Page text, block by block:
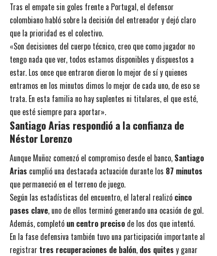
Tras el empate sin goles frente a Portugal, el defensor
colombiano habló sobre la decisión del entrenador y dejó claro
que la prioridad es el colectivo.
«Son decisiones del cuerpo técnico, creo que como jugador no
tengo nada que ver, todos estamos disponibles y dispuestos a
estar. Los once que entraron dieron lo mejor de sí y quienes
entramos en los minutos dimos lo mejor de cada uno, de eso se
trata. En esta familia no hay suplentes ni titulares, el que esté,
que esté siempre para aportar».
Santiago Arias respondió a la confianza de
Néstor Lorenzo
Aunque Muñoz comenzó el compromiso desde el banco, Santiago
Arias cumplió una destacada actuación durante los 87 minutos
que permaneció en el terreno de juego.
Según las estadísticas del encuentro, el lateral realizó cinco
pases clave, uno de ellos terminó generando una ocasión de gol.
Además, completó un centro preciso de los dos que intentó.
En la fase defensiva también tuvo una participación importante al
registrar tres recuperaciones de balón, dos quites y ganar